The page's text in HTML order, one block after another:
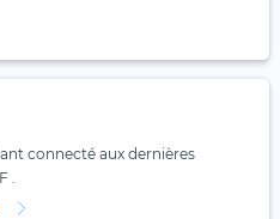
connecté aux dernières
.